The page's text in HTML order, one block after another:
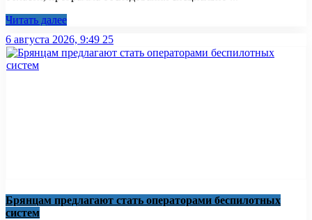
Читать далее
6 августа 2026, 9:49 25
Брянцам предлагают стать оперaторами бeспилотных
систeм